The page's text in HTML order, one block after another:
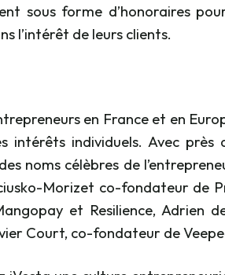
sous forme d’honoraires
l’intérêt de leurs clients.
en France et en
individuels. Avec près
noms célèbres de
Morizet co-fondateur de
et Resilience, Adrien
Court, co-fondateur de